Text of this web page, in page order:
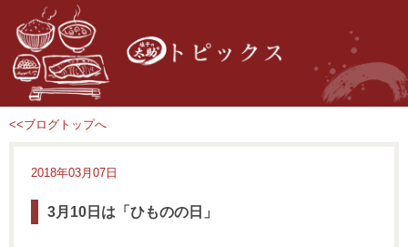
<<ブログトップへ
2018年03月07日
3月10日は「ひものの日」